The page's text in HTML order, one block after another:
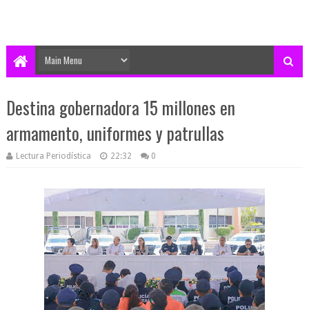
Destina gobernadora 15 millones en
armamento, uniformes y patrullas
Lectura Periodística 22:32 0